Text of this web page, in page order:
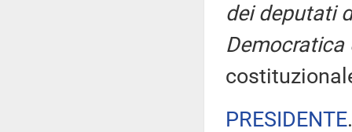
dei deputati
PRESIDENTE